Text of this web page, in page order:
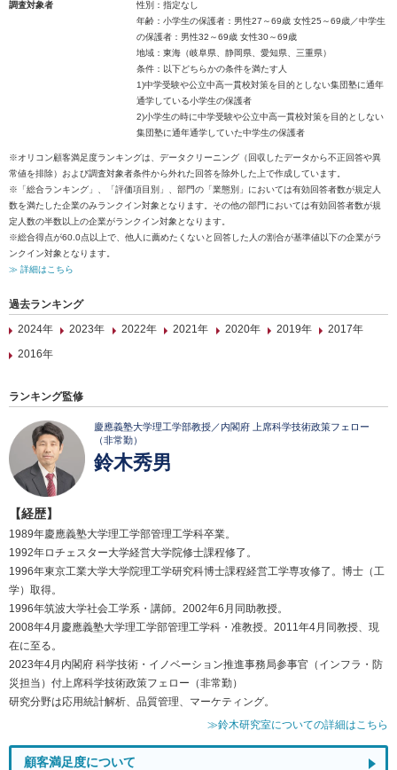
調査対象者
性別：指定なし
年齢：小学生の保護者：男性27～69歳 女性25～69歳／中学生
の保護者：男性32～69歳 女性30～69歳
地域：東海（岐阜県、静岡県、愛知県、三重県）
条件：以下どちらかの条件を満たす人
1)中学受験や公立中高一貫校対策を目的としない集団塾に通年
通学している小学生の保護者
2)小学生の時に中学受験や公立中高一貫校対策を目的としない
集団塾に通年通学していた中学生の保護者
※オリコン顧客満足度ランキングは、データクリーニング（回収したデータから不正回答や異
常値を排除）および調査対象者条件から外れた回答を除外した上で作成しています。
※「総合ランキング」、「評価項目別」、部門の「業態別」においては有効回答者数が規定人
数を満たした企業のみランクイン対象となります。その他の部門においては有効回答者数が規
定人数の半数以上の企業がランクイン対象となります。
※総合得点が60.0点以上で、他人に薦めたくないと回答した人の割合が基準値以下の企業がラ
ンクイン対象となります。
≫ 詳細はこちら
過去ランキング
2024年
2023年 2022年 2021年 2020年 2019年
2017年
2016年
ランキング監修
慶應義塾大学理工学部教授／内閣府 上席科学技術政策フェロー
（非常勤）
鈴木秀男
【経歴】
1989年慶應義塾大学理工学部管理工学科卒業。
1992年ロチェスター大学経営大学院修士課程修了。
1996年東京工業大学大学院理工学研究科博士課程経営工学専攻修了。博士（工
学）取得。
1996年筑波大学社会工学系・講師。2002年6月同助教授。
2008年4月慶應義塾大学理工学部管理工学科・准教授。2011年4月同教授、現
在に至る。
2023年4月内閣府 科学技術・イノベーション推進事務局参事官（インフラ・防
災担当）付上席科学技術政策フェロー（非常勤）
研究分野は応用統計解析、品質管理、マーケティング。
≫鈴木研究室についての詳細はこちら
顧客満足度について